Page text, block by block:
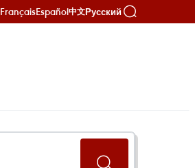
FrançaisEspañol中文Русский